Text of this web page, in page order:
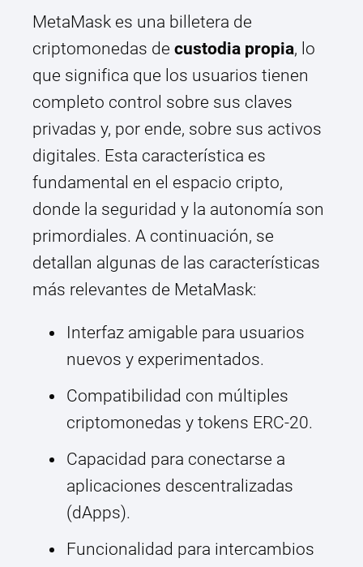
MetaMask es una billetera de
criptomonedas de custodia propia, lo
que significa que los usuarios tienen
completo control sobre sus claves
privadas y, por ende, sobre sus activos
digitales. Esta característica es
fundamental en el espacio cripto,
donde la seguridad y la autonomía son
primordiales. A continuación, se
detallan algunas de las características
más relevantes de MetaMask:
Interfaz amigable para usuarios
nuevos y experimentados.
Compatibilidad con múltiples
criptomonedas y tokens ERC-20.
Capacidad para conectarse a
aplicaciones descentralizadas
(dApps).
Funcionalidad para intercambios